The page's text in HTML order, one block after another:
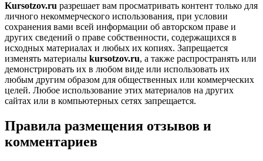
Kursotzov.ru разрешает вам просматривать контент только для
личного некоммерческого использования, при условии
сохранения вами всей информации об авторском праве и
других сведений о праве собственности, содержащихся в
исходных материалах и любых их копиях. Запрещается
изменять материалы kursotzov.ru, а также распространять или
демонстрировать их в любом виде или использовать их
любым другим образом для общественных или коммерческих
целей. Любое использование этих материалов на других
сайтах или в компьютерных сетях запрещается.
Правила размещения отзывов и
комментариев